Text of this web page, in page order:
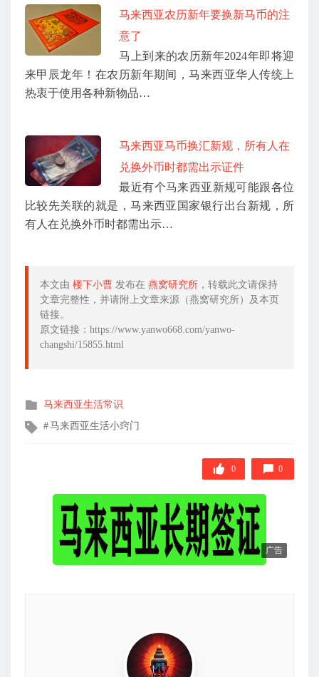
马来西亚农历新年要换新马币的注
意了
马上到来的农历新年2024年即将迎
来甲辰龙年！在农历新年期间，马来西亚华人传统上
热衷于使用各种新物品…
马来西亚马币换汇新规，所有人在
兑换外币时都需出示证件
最近有个马来西亚新规可能跟各位
比较先关联的就是，马来西亚国家银行出台新规，所
有人在兑换外币时都需出示…
本文由 楼下小曹 发布在 燕窝研究所 ，转载此文请保持
文章完整性，并请附上文章来源（燕窝研究所）及本页
链接。
原文链接：https://www.yanwo668.com/yanwo-
changshi/15855.html
发
在
马来西亚生活常识
文马来西亚生活小窍门
0 0
广告